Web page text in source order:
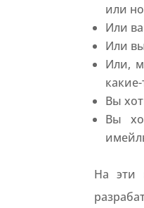
или
Или
Или
Или,
Вы
Вы
На эти